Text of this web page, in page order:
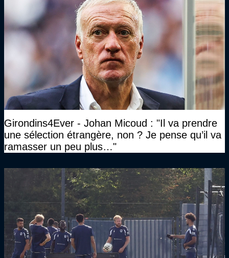
Girondins4Ever - Johan Micoud : "Il va prendre
une sélection étrangère, non ? Je pense qu’il va
ramasser un peu plus…"